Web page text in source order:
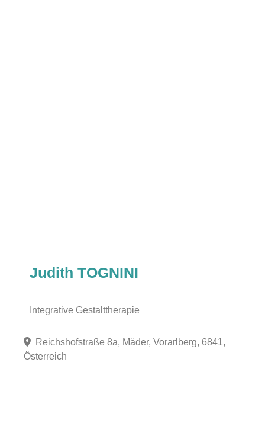
Judith TOGNINI
Integrative Gestalttherapie
Reichshofstraße 8a, Mäder, Vorarlberg, 6841,
Österreich